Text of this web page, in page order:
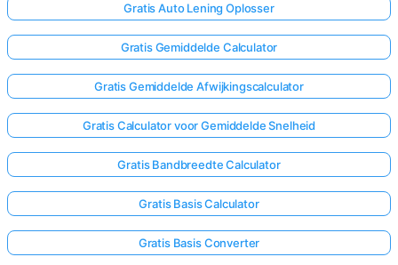
Gratis Auto Lening Oplosser
Gratis Gemiddelde Calculator
Gratis Gemiddelde Afwijkingscalculator
Gratis Calculator voor Gemiddelde Snelheid
Gratis Bandbreedte Calculator
Gratis Basis Calculator
Gratis Basis Converter